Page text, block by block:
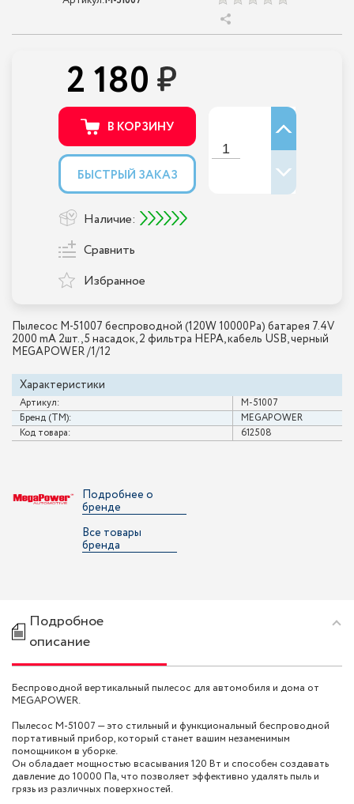
Пылесос M-51007 беспроводной (120W 10000Pa) батарея 7.4V
2000 mA 2шт., 5 насадок, 2 фильтра HEPA, кабель USB, черный
MEGAPOWER /1/12
Характеристики
Артикул:
M-51007
Бренд (ТМ):
MEGAPOWER
Код товара:
612508
2 180
В КОРЗИНУ
БЫСТРЫЙ ЗАКАЗ
Наличие:
Сравнить
Избранное
Подробнее о
бренде
Все товары
бренда
Подробное
описание
Беспроводной вертикальный пылесос для автомобиля и дома от
MEGAPOWER.
Пылесос M-51007 — это стильный и функциональный беспроводной
портативный прибор, который станет вашим незаменимым
помощником в уборке.
Он обладает мощностью всасывания 120 Вт и способен создавать
давление до 10000 Па, что позволяет эффективно удалять пыль и
грязь из различных поверхностей.